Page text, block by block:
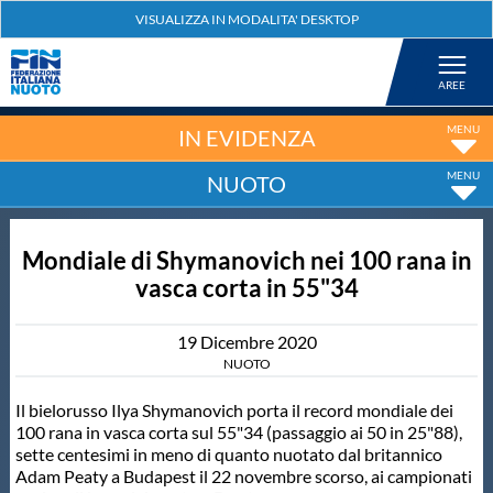
Nuoto
Tuffi
Salvamento
IN EVIDENZA
NUOTO
Mondiale di Shymanovich nei 100 rana in
vasca corta in 55"34
19 Dicembre 2020
NUOTO
Il bielorusso Ilya Shymanovich porta il record mondiale dei
100 rana in vasca corta sul 55"34 (passaggio ai 50 in 25"88),
sette centesimi in meno di quanto nuotato dal britannico
Adam Peaty a Budapest il 22 novembre scorso, ai campionati